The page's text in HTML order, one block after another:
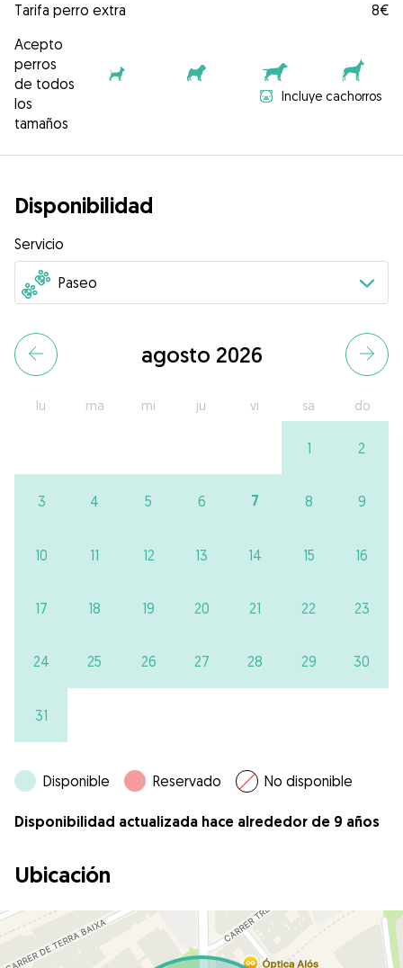
Tarifa perro extra
8€
Acepto
perros
de todos
los
tamaños
Incluye cachorros
Disponibilidad
Servicio
agosto 2026
lu ma mi ju vi sa do
1 2
3 4 5 6 7 8 9
10 11 12 13 14 15 16
17 18 19 20 21 22 23
24 25 26 27 28 29 30
31
Disponible Reservado No disponible
Disponibilidad actualizada hace alrededor de 9 años
Ubicación